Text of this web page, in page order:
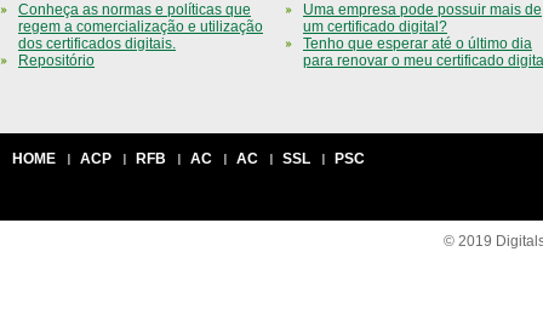
Conheça as normas e políticas que
regem a comercialização e utilização
dos certificados digitais.
Repositório
Uma empresa pode possuir mais de
um certificado digital?
Tenho que esperar até o último dia
para renovar o meu certificado
HOME ACP RFB AC AC SSL PSC
© 2019